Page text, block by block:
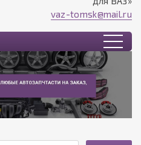
vaz-tomsk@mail.ru